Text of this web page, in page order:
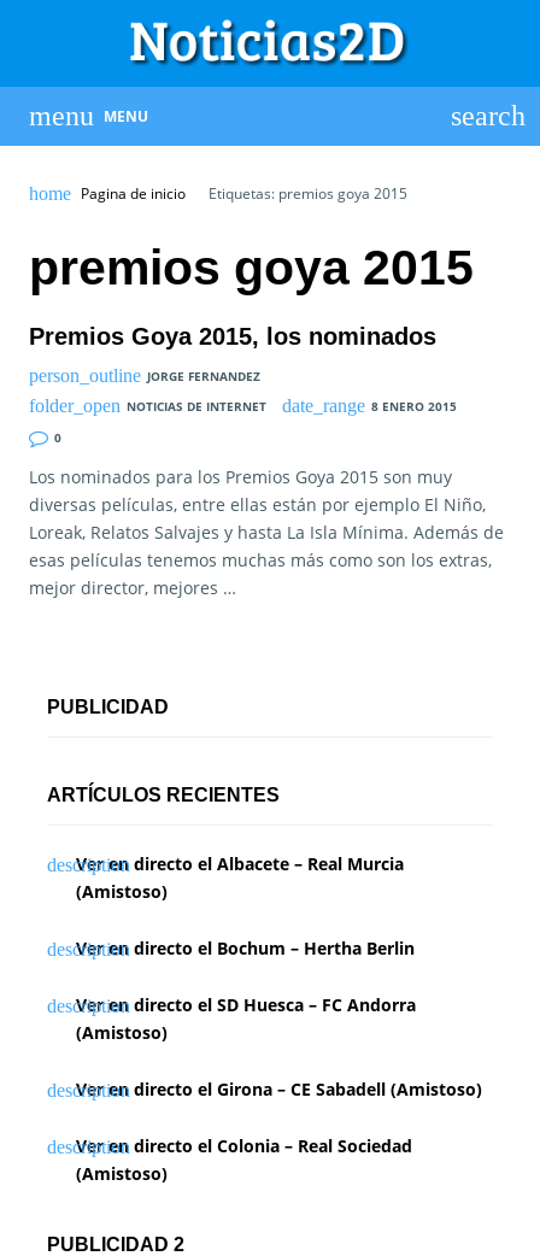
MENU
Pagina de inicio Etiquetas: premios goya 2015
premios goya 2015
Premios Goya 2015, los nominados
JORGE FERNANDEZ
NOTICIAS DE INTERNET
8 ENERO 2015
0
Los nominados para los Premios Goya 2015 son muy
diversas películas, entre ellas están por ejemplo El Niño,
Loreak, Relatos Salvajes y hasta La Isla Mínima. Además de
esas películas tenemos muchas más como son los extras,
mejor director, mejores …
PUBLICIDAD
ARTÍCULOS RECIENTES
Ver en directo el Albacete – Real Murcia
(Amistoso)
Ver en directo el Bochum – Hertha Berlin
Ver en directo el SD Huesca – FC Andorra
(Amistoso)
Ver en directo el Girona – CE Sabadell (Amistoso)
Ver en directo el Colonia – Real Sociedad
(Amistoso)
PUBLICIDAD 2